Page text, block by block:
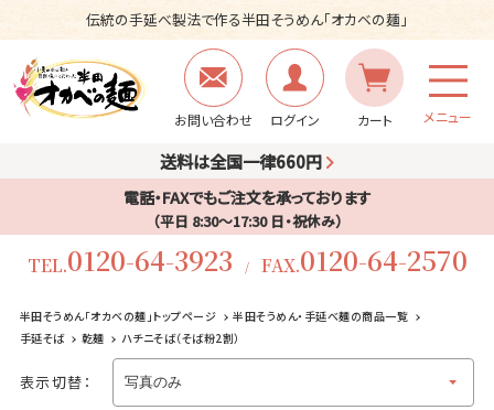
伝統の手延べ製法で作る半田そうめん「オカベの麺」
お問い合わせ ログイン カート メニュー
送料は全国一律660円
電話・FAXでもご注文を承っております
（平日 8:30〜17:30 日・祝休み）
TEL.0120-64-3923 / FAX.0120-64-2570
半田そうめん「オカベの麺」トップページ
半田そうめん・手延べ麺の商品一覧
手延そば
乾麺 ハチニそば（そば粉2割）
表示切替：